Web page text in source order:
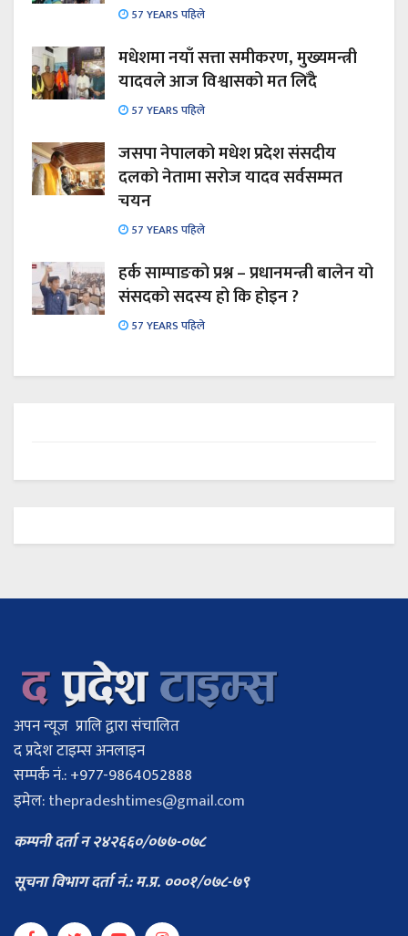
57 YEARS पहिले
मधेशमा नयाँ सत्ता समीकरण, मुख्यमन्त्री
यादवले आज विश्वासको मत लिँदै
57 YEARS पहिले
जसपा नेपालको मधेश प्रदेश संसदीय
दलको नेतामा सरोज यादव सर्वसम्मत
चयन
57 YEARS पहिले
हर्क साम्पाङको प्रश्न – प्रधानमन्त्री बालेन यो
संसदको सदस्य हो कि होइन ?
57 YEARS पहिले
अपन न्यूज प्रालि द्वारा संचालित
द प्रदेश टाइम्स अनलाइन
सम्पर्क नं.: +977-9864052888
इमेल:thepradeshtimes@gmail.com
कम्पनी दर्ता न २४२६६०/०७७-०७८
सूचना विभाग दर्ता नं.: म.प्र. ०००१/०७८-७९